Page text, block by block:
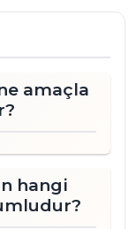
amaçla
hangi